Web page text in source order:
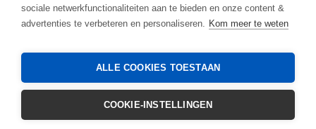
Het cursusmateriaal is eigendom van Vinçotte Academy NV en alle
daarin vervatte informatie is vertrouwelijk. Dit materiaal is uitsluitend
kader van deze cursus. Het is strikt verboden de inhoud, geheel of
gedeeltelijk, te reproduceren, te verspreiden, te veranderen, openbaar
stellen zonder voorafgaande schriftelijke toestemming van Vinçotte
Academy NV. Opnames van trainingen of presentaties zijn verboden
sociale netwerkfunctionaliteiten aan te bieden en onze content &
advertenties te verbeteren en personaliseren. Kom meer te weten
ALLE COOKIES TOESTAAN
COOKIE-INSTELLINGEN